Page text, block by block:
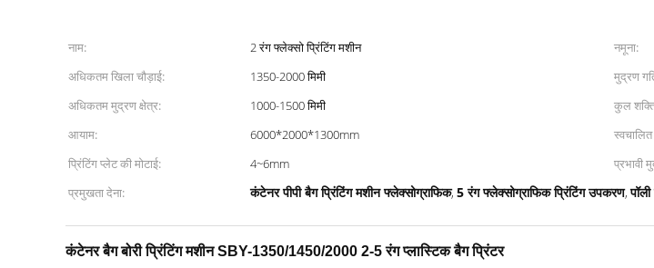
नाम: 2 रंग फ्लेक्सो प्रिंटिंग मशीन नमूना:
अधिकतम खिला चौड़ाई:
1350-2000 मिमी मुद्रण
अधिकतम मुद्रण क्षेत्र:
1000-1500 मिमी कुल
आयाम:
6000*2000*1300mm
प्रिंटिंग प्लेट की मोटाई:
4~6mm प्रभावी
प्रमुखता देना:
कंटेनर पीपी बैग प्रिंटिंग मशीन फ्लेक्सोग्राफिक, 5 रंग फ्लेक्सोग्राफिक प्रिंटिंग उपकरण,
कंटेनर बैग बोरी प्रिंटिंग मशीन SBY-1350/1450/2000 2-5 रंग प्लास्टिक बैग प्रिंटर